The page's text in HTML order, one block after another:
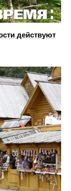
действуют